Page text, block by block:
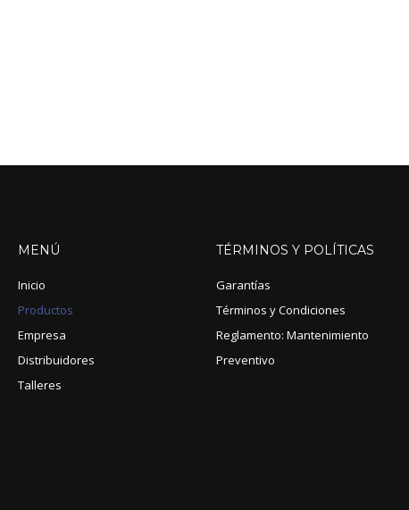
MENÚ
Inicio
Productos
Empresa
Distribuidores
Talleres
TÉRMINOS Y POLÍTICAS
Garantías
Términos y Condiciones
Reglamento: Mantenimiento
Preventivo